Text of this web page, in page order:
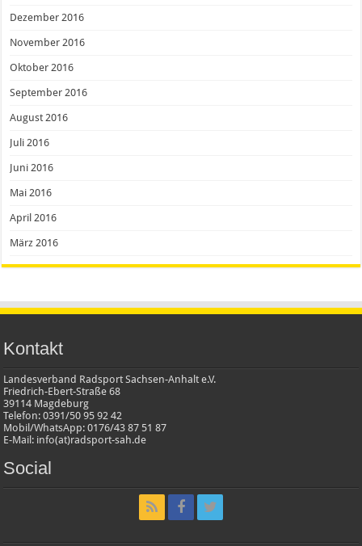
Dezember 2016
November 2016
Oktober 2016
September 2016
August 2016
Juli 2016
Juni 2016
Mai 2016
April 2016
März 2016
Kontakt
Landesverband Radsport Sachsen-Anhalt e.V.
Friedrich-Ebert-Straße 68
39114 Magdeburg
Telefon: 0391/50 95 92 42
Mobil/WhatsApp: 0176/43 87 51 87
E-Mail: info(at)radsport-sah.de
Social